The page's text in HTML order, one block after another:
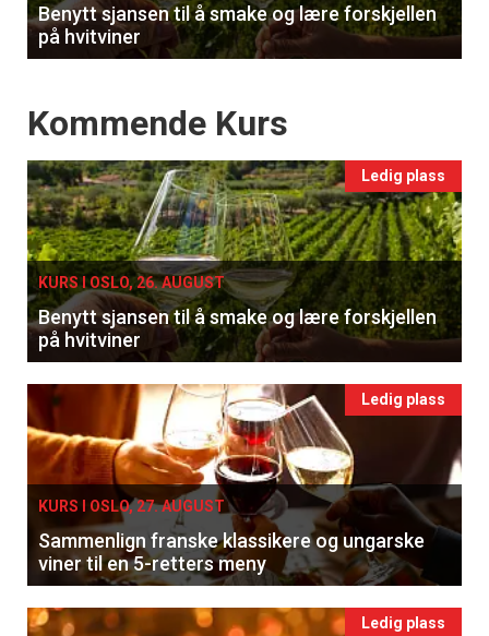
Benytt sjansen til å smake og lære forskjellen
på hvitviner
Events
Kommende Kurs
Ledig plass
KURS I OSLO, 26. AUGUST
Benytt sjansen til å smake og lære forskjellen
på hvitviner
Ledig plass
KURS I OSLO, 27. AUGUST
Sammenlign franske klassikere og ungarske
viner til en 5-retters meny
Ledig plass